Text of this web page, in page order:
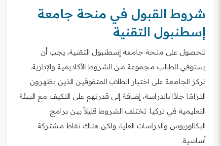
شروط القبول في منحة جامعة
إسطنبول التقنية
للحصول على منحة جامعة إسطنبول التقنية، يجب أن
يستوفي الطالب مجموعة من الشروط الأكاديمية والإدارية.
تركز الجامعة على اختيار الطلاب المتفوقين الذين يظهرون
التزامًا جادًا بالدراسة، إضافة إلى قدرتهم على التكيف مع البيئة
التعليمية في تركيا. تختلف الشروط قليلاً بين برامج
البكالوريوس والدراسات العليا، ولكن هناك نقاط مشتركة
أساسية.